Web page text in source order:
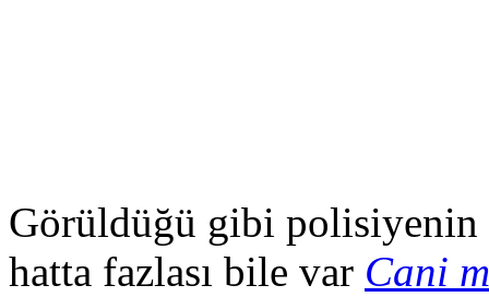
Görüldüğü gibi polisiyenin
hatta fazlası bile var Cani